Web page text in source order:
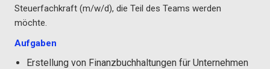
Steuerfachkraft (m/w/d), die Teil des Teams werden
möchte.
Aufgaben
Erstellung von Finanzbuchhaltungen für Unternehmen